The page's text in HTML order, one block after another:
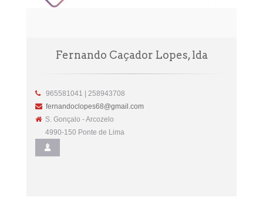
Fernando Caçador Lopes, lda
965581041 | 258943708
fernandoclopes68@gmail.com
S. Gonçalo - Arcozelo
4990-150 Ponte de Lima